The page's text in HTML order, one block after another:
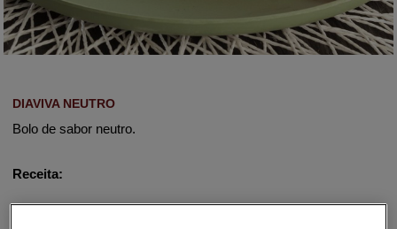
DIAVIVA NEUTRO
Bolo de sabor neutro.
Receita: